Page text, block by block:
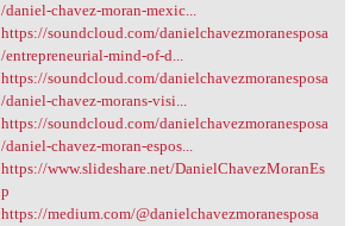
/daniel-chavez-moran-mexic...
https://soundcloud.com/danielchavezmoranesposa
/entrepreneurial-mind-of-d...
https://soundcloud.com/danielchavezmoranesposa
/daniel-chavez-morans-visi...
https://soundcloud.com/danielchavezmoranesposa
/daniel-chavez-moran-espos...
https://www.slideshare.net/DanielChavezMoranEs
p
https://medium.com/@danielchavezmoranesposa